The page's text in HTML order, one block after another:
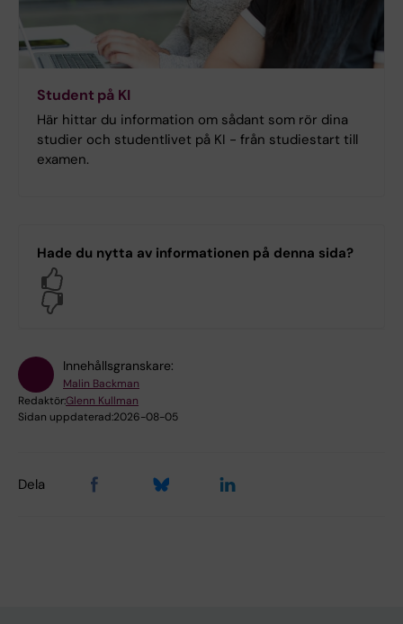
Student på KI
Här hittar du information om sådant som rör dina
studier och studentlivet på KI - från studiestart till
examen.
Hade du nytta av informationen på denna sida?
Innehållsgranskare:
Malin Backman
Redaktör:Glenn Kullman
Sidan uppdaterad:2026-08-05
Dela